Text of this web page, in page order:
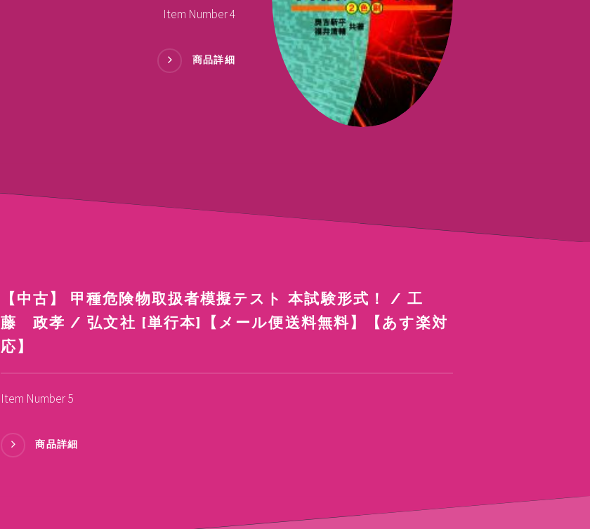
Item Number 4
商品詳細
【中古】 甲種危険物取扱者模擬テスト 本試験形式！ / 工
藤 政孝 / 弘文社 [単行本]【メール便送料無料】【あす楽対
応】
Item Number 5
商品詳細